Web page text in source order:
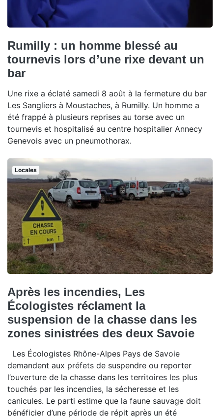
Rumilly : un homme blessé au
tournevis lors d’une rixe devant un
bar
Une rixe a éclaté samedi 8 août à la fermeture du bar
Les Sangliers à Moustaches, à Rumilly. Un homme a
été frappé à plusieurs reprises au torse avec un
tournevis et hospitalisé au centre hospitalier Annecy
Genevois avec un pneumothorax.
Locales
Après les incendies, Les
Écologistes réclament la
suspension de la chasse dans les
zones sinistrées des deux Savoie
Les Écologistes Rhône-Alpes Pays de Savoie
demandent aux préfets de suspendre ou reporter
l’ouverture de la chasse dans les territoires les plus
touchés par les incendies, la sécheresse et les
canicules. Le parti estime que la faune sauvage doit
bénéficier d’une période de répit après un été